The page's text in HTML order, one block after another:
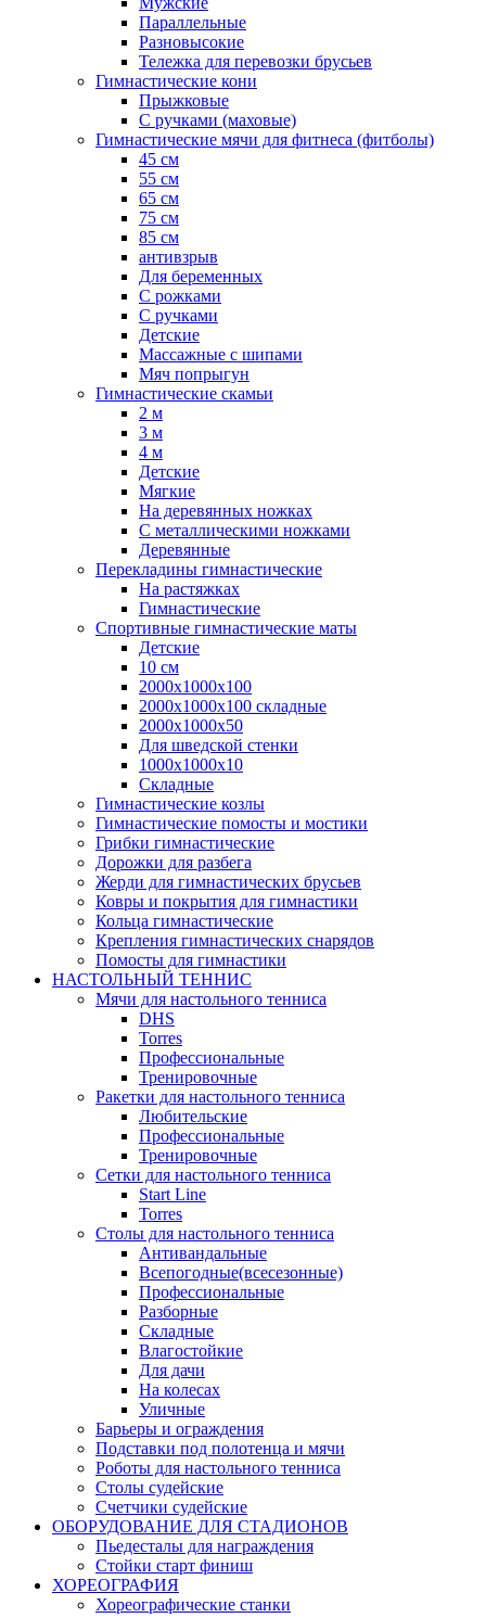
Параллельные
Разновысокие
Тележка для перевозки брусьев
Гимнастические кони
Прыжковые
С ручками (маховые)
Гимнастические мячи для фитнеса (фитболы)
45 см
55 см
65 см
75 см
85 см
антивзрыв
Для беременных
С рожками
С ручками
Детские
Массажные с шипами
Мяч попрыгун
Гимнастические скамьи
2 м
3 м
4 м
Детские
Мягкие
На деревянных ножках
С металлическими ножками
Деревянные
Перекладины гимнастические
На растяжках
Гимнастические
Спортивные гимнастические маты
Детские
10 см
2000х1000х100
2000х1000х100 складные
2000х1000х50
Для шведской стенки
1000х1000х10
Складные
Гимнастические козлы
Гимнастические помосты и мостики
Грибки гимнастические
Дорожки для разбега
Жерди для гимнастических брусьев
Ковры и покрытия для гимнастики
Кольца гимнастические
Крепления гимнастических снарядов
Помосты для гимнастики
НАСТОЛЬНЫЙ ТЕННИС
Мячи для настольного тенниса
DHS
Torres
Профессиональные
Тренировочные
Ракетки для настольного тенниса
Любительские
Профессиональные
Тренировочные
Сетки для настольного тенниса
Start Line
Torres
Столы для настольного тенниса
Антивандальные
Всепогодные(всесезонные)
Профессиональные
Разборные
Складные
Влагостойкие
Для дачи
На колесах
Уличные
Барьеры и ограждения
Подставки под полотенца и мячи
Роботы для настольного тенниса
Столы судейские
Счетчики судейские
ОБОРУДОВАНИЕ ДЛЯ СТАДИОНОВ
Пьедесталы для награждения
Стойки старт финиш
ХОРЕОГРАФИЯ
Хореографические станки